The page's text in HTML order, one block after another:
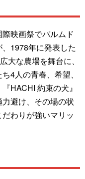
映画祭でパルムド
1978年に発表した
大な農場を舞台に、
4人の青春、希望、
HACHI 約束の犬』
避け、その場の状
わりが強いマリッ